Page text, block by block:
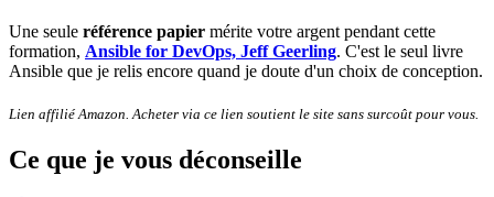
Une seule référence papier mérite votre argent pendant cette
formation, Ansible for DevOps, Jeff Geerling. C'est le seul livre
Ansible que je relis encore quand je doute d'un choix de conception.
Lien affilié Amazon. Acheter via ce lien soutient le site sans surcoût pour vous.
Ce que je vous déconseille